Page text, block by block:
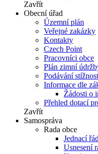
Zavřít
Obecní úřad
Územní plán
Veřejné zakázky
Kontakty
Czech Point
Pracovníci obce
Plán zimní
Podávání
Informace dle
Žádosti o
Přehled dotací
Zavřít
Samospráva
Rada obce
Jednací řád
Usnesení